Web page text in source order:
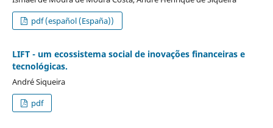
pdf (español (España))
LIFT - um ecossistema social de inovações financeiras e
tecnológicas.
André Siqueira
pdf